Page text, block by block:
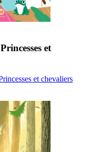
et
et chevaliers